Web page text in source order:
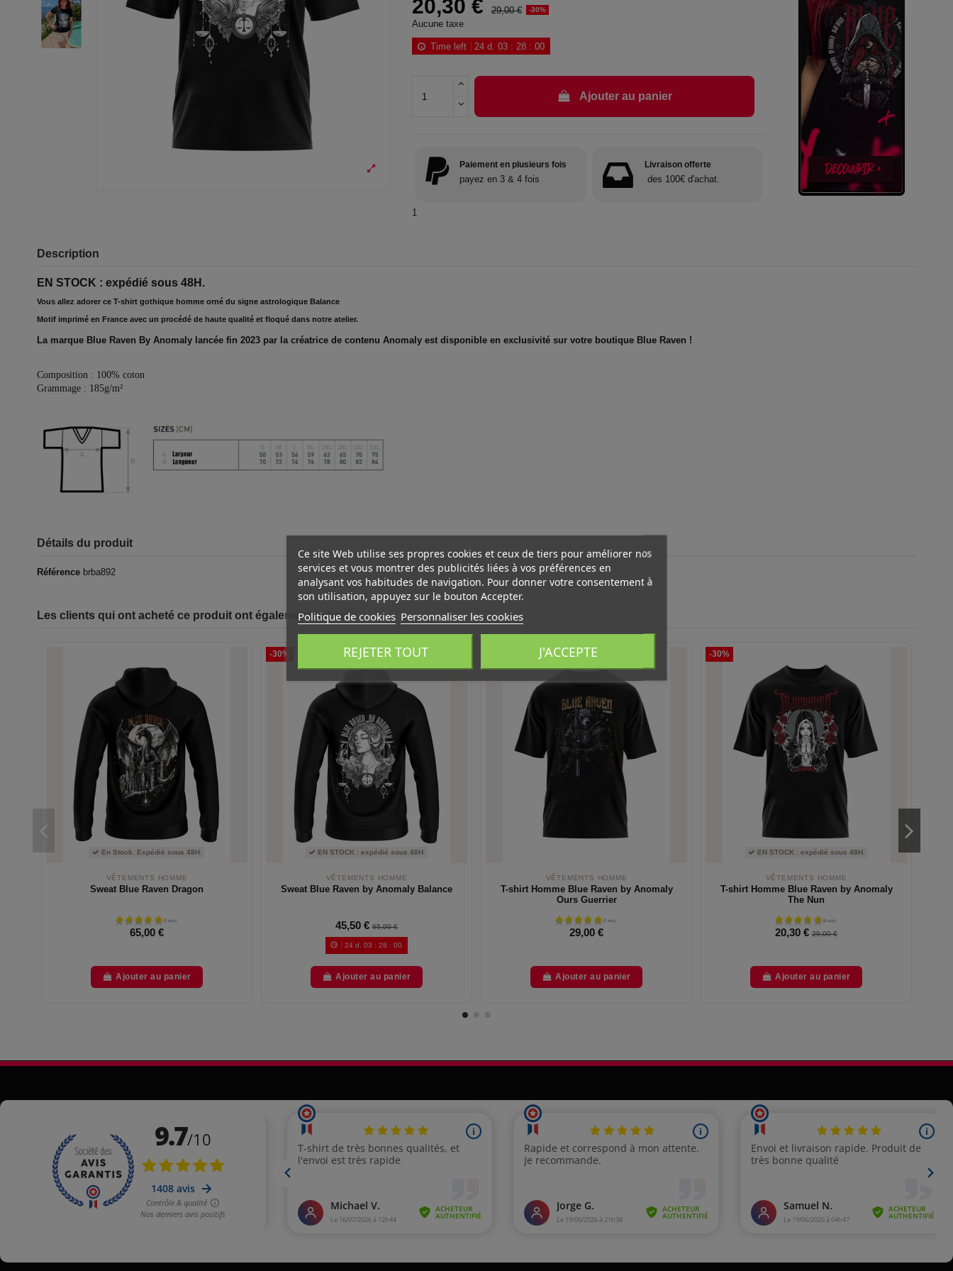
20,30 € 29,00 € -30%
Aucune taxe
Time left 24d. 03: 27: 59
Ajouter au panier
Paiement en plusieurs fois
payez en 3 & 4 fois
Livraison offerte
des 100€ d'achat.
1
Description
EN STOCK : expédié sous 48H.
Vous allez adorer ce T-shirt gothique homme orné du signe astrologique Balance
Motif imprimé en France avec un procédé de haute qualité et floqué dans notre atelier.
La marque Blue Raven By Anomaly lancée fin 2023 par la créatrice de contenu Anomaly est disponible en exclusivité sur votre boutique Blue Raven !
Composition : 100% coton
Grammage : 185g/m²
Détails du produit
Référence brba892
Les clients qui ont acheté ce produit ont également acheté :
En Stock. Expédié sous 48H.
VÊTEMENTS HOMME
Sweat Blue Raven Dragon
65,00 €
Ajouter au panier
-30%
EN STOCK : expédié sous 48H.
VÊTEMENTS HOMME
Sweat Blue Raven by Anomaly Balance
45,50 € 65,00 €
24 d. 03 :27 :59
Ajouter au panier
VÊTEMENTS HOMME
T-shirt Homme Blue Raven by Anomaly
Ours Guerrier
29,00 €
Ajouter au panier
-30%
EN STOCK : expédié sous 48H.
VÊTEMENTS HOMME
T-shirt Homme Blue Raven by Anomaly
The Nun
20,30 € 29,00 €
Ajouter au panier
Ce site Web utilise ses propres cookies et ceux de tiers pour améliorer nos
services et vous montrer des publicités liées à vos préférences en
analysant vos habitudes de navigation. Pour donner votre consentement à
son utilisation, appuyez sur le bouton Accepter.
Politique de cookies Personnaliser les cookies
REJETER TOUT J'ACCEPTE